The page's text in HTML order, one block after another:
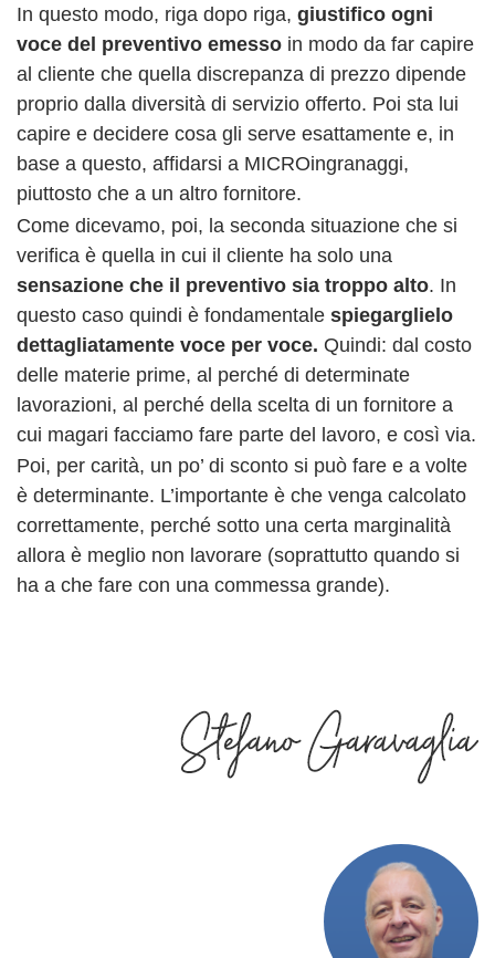
In questo modo, riga dopo riga, giustifico ogni
voce del preventivo emesso in modo da far capire
al cliente che quella discrepanza di prezzo dipende
proprio dalla diversità di servizio offerto. Poi sta lui
capire e decidere cosa gli serve esattamente e, in
base a questo, affidarsi a MICROingranaggi,
piuttosto che a un altro fornitore.
Come dicevamo, poi, la seconda situazione che si
verifica è quella in cui il cliente ha solo una
sensazione che il preventivo sia troppo alto. In
questo caso quindi è fondamentale spiegarglielo
dettagliatamente voce per voce. Quindi: dal costo
delle materie prime, al perché di determinate
lavorazioni, al perché della scelta di un fornitore a
cui magari facciamo fare parte del lavoro, e così via.
Poi, per carità, un po’ di sconto si può fare e a volte
è determinante. L’importante è che venga calcolato
correttamente, perché sotto una certa marginalità
allora è meglio non lavorare (soprattutto quando si
ha a che fare con una commessa grande).